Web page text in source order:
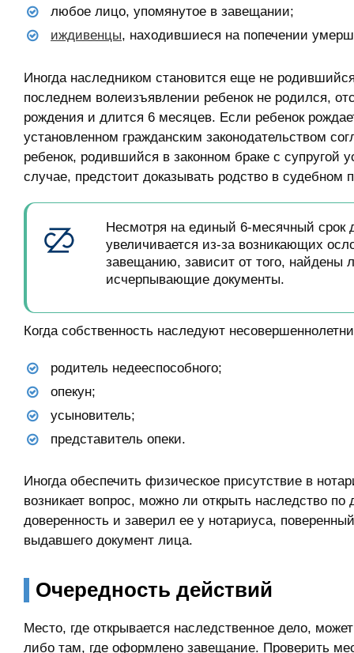
любое лицо, упомянутое в завещании;
иждивенцы, находившиеся на попечении
Иногда наследником становится еще не
последнем волеизъявлении ребенок не родился,
рождения и длится 6 месяцев. Если ребенок
установленном гражданским законодательством
ребенок, родившийся в законном браке с супругой
случае, предстоит доказывать родство в судебном
Несмотря на единый 6-месячный срок
увеличивается из-за возникающих
завещанию, зависит от того, найдены
исчерпывающие документы.
Когда собственность наследуют
родитель недееспособного;
опекун;
усыновитель;
представитель опеки.
Иногда обеспечить физическое присутствие в
возникает вопрос, можно ли открыть наследство
доверенность и заверил ее у нотариуса,
выдавшего документ лица.
Очередность действий
Место, где открывается наследственное дело,
либо там, где оформлено завещание. Проверить